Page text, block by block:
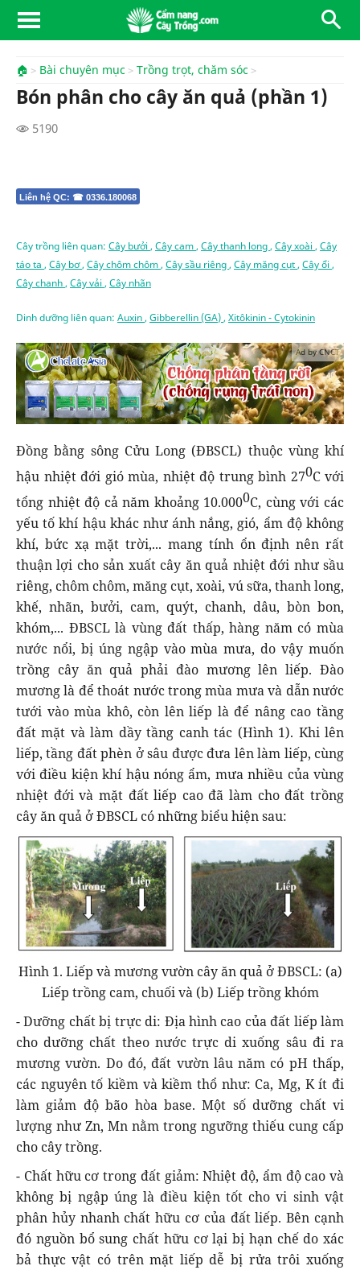
🏠 Bài chuyên mục Trồng trọt, chăm sóc
Bón phân cho cây ăn quả (phần 1)
5190
Liên hệ QC: ☎ 0336.180068
Cây trồng liên quan: Cây bưởi , Cây cam, Cây thanh long, Cây xoài , Cây
táo ta , Cây bơ, Cây chôm chôm, Cây sầu riêng, Cây măng cụt, Cây ổi ,
Cây chanh, Cây vải , Cây nhãn
Dinh dưỡng liên quan: Auxin, Gibberellin (GA), Xitôkinin - Cytokinin
Ad by CNCT
Đồng bằng sông Cửu Long (ĐBSCL) thuộc vùng khí
hậu nhiệt đới gió mùa, nhiệt độ trung bình 270C với
tổng nhiệt độ cả năm khoảng 10.0000C, cùng với các
yếu tố khí hậu khác như ánh nắng, gió, ẩm độ không
khí, bức xạ mặt trời,... mang tính ổn định nên rất
thuận lợi cho sản xuất cây ăn quả nhiệt đới như sầu
riêng, chôm chôm, măng cụt, xoài, vú sữa, thanh long,
khế, nhãn, bưởi, cam, quýt, chanh, dâu, bòn bon,
khóm,... ĐBSCL là vùng đất thấp, hàng năm có mùa
nước nổi, bị úng ngập vào mùa mưa, do vậy muốn
trồng cây ăn quả phải đào mương lên liếp. Đào
mương là để thoát nước trong mùa mưa và dẫn nước
tưới vào mùa khô, còn lên liếp là để nâng cao tầng
đất mặt và làm dầy tầng canh tác (Hình 1). Khi lên
liếp, tầng đất phèn ở sâu được đưa lên làm liếp, cùng
với điều kiện khí hậu nóng ẩm, mưa nhiều của vùng
nhiệt đới và mặt đất liếp cao đã làm cho đất trồng
cây ăn quả ở ĐBSCL có những biểu hiện sau:
Hình 1. Liếp và mương vườn cây ăn quả ở ĐBSCL: (a)
Liếp trồng cam, chuối và (b) Liếp trồng khóm
- Dưỡng chất bị trực di: Địa hình cao của đất liếp làm
cho dưỡng chất theo nước trực di xuống sâu đi ra
mương vườn. Do đó, đất vườn lâu năm có pH thấp,
các nguyên tố kiềm và kiềm thổ như: Ca, Mg, K ít đi
làm giảm độ bão hòa base. Một số dưỡng chất vi
lượng như Zn, Mn nằm trong ngưỡng thiếu cung cấp
cho cây trồng.
- Chất hữu cơ trong đất giảm: Nhiệt độ, ẩm độ cao và
không bị ngập úng là điều kiện tốt cho vi sinh vật
phân hủy nhanh chất hữu cơ của đất liếp. Bên cạnh
đó nguồn bổ sung chất hữu cơ lại bị hạn chế do xác
bả thực vật có trên mặt liếp dễ bị rửa trôi xuống